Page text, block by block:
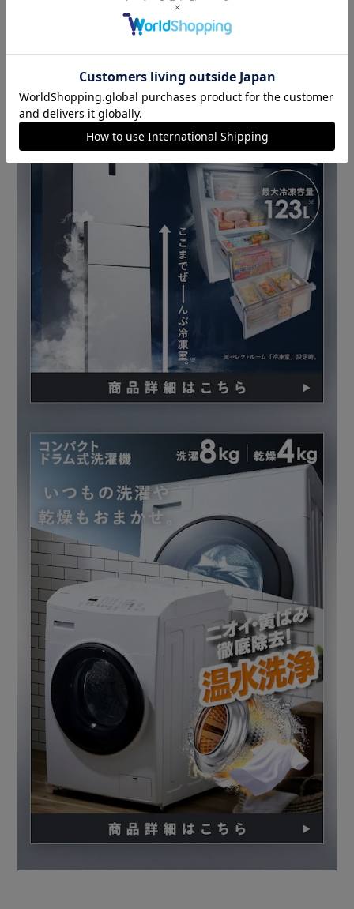
何時間後に洗濯を終了させたいか、タイマー予約できます。
・洗濯／約3～19時間後。
・洗濯乾燥／約7～19時間後。
【分かりやすい操作パネル】
【あんしんチャイルドロック】
「チャイルドロック」を3秒以上長押しすると、ドアがロッ
もっと見る
※製品は予告なく仕様を変更する場合がございます。あらか
じめご了承ください。